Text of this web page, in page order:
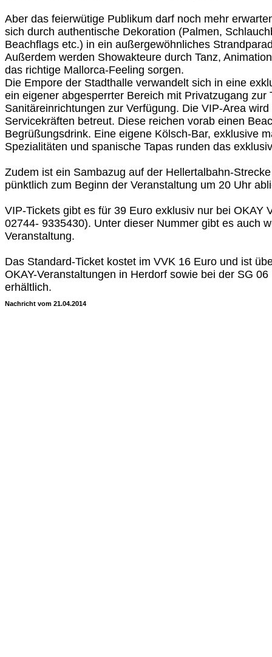
Aber das feierwütige Publikum darf noch mehr
sich durch authentische Dekoration (Palmen,
Beachflags etc.) in ein außergewöhnliches
Außerdem werden Showakteure durch Tanz,
das richtige Mallorca-Feeling sorgen.
Die Empore der Stadthalle verwandelt sich in eine
ein eigener abgesperrter Bereich mit Privatzugang zur
Sanitäreinrichtungen zur Verfügung. Die VIP-Area
Servicekräften betreut. Diese reichen vorab einen
Begrüßungsdrink. Eine eigene Kölsch-Bar, exklusive
Spezialitäten und spanische Tapas runden das
Zudem ist ein Sambazug auf der Hellertalbahn-
pünktlich zum Beginn der Veranstaltung um 20 Uhr
VIP-Tickets gibt es für 39 Euro exklusiv nur bei OKAY
02744- 9335430). Unter dieser Nummer gibt es auch
Veranstaltung.
Das Standard-Ticket kostet im VVK 16 Euro und ist
OKAY-Veranstaltungen in Herdorf sowie bei der SG
erhältlich.
Nachricht vom 21.04.2014